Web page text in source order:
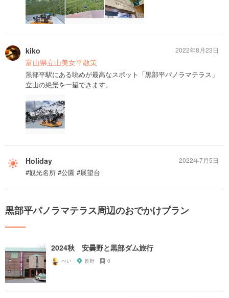
kiko
富山県立山美女平散策
⿊部平駅にある眺めが最高なスポット「黒部平パノラマテラス」
立山の絶景を一望できます。
2022年8月23日
Holiday
#観光名所 #公園 #展望台
2022年7月5日
黒部平パノラマテラス周辺のおでかけプラン
2024秋 安曇野と黒部ダム旅行
ぺい 長野 0